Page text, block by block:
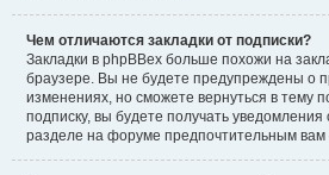
Чем отличаются закладки от подписки?
Закладки в phpBBex больше похожи на
браузере. Вы не будете предупреждены о
изменениях, но сможете вернуться в тему
подписку, вы будете получать
разделе на форуме предпочтительным вам